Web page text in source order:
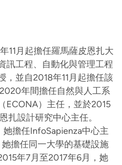
11月起擔任羅馬薩皮恩扎大
訊工程、自動化與管理工程
，並自2018年11月起擔任該
年間擔任自然與人工系
ECONA）主任，並於2015
扎設計研究中心主任。
擔任InfoSapienza中心主
擔任同一大學的基礎設施
年7月至2017年6月，她